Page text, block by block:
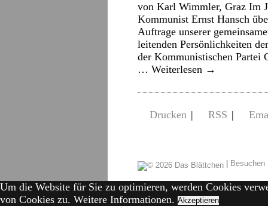
von Karl Wimmler, Graz Im
Kommunist Ernst Hansch
Auftrage unserer
leitenden Persönlichkeiten
der Kommunistischen Partei
… Weiterlesen →
Drucken | RSS |
|
Um die Website für Sie zu optimieren, werden Cookies
von Cookies zu. Weitere Informationen. Akzeptieren